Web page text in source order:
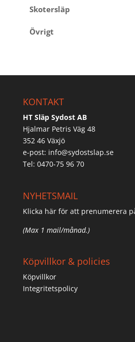
Skotersläp
Övrigt
KONTAKT
HT Släp Sydost AB
Hjalmar Petris Väg 48
352 46 Växjö
e-post: info@sydostslap.se
Tel: 0470-75 96 70
NYHETSMAIL
Klicka här för att prenumerera
(Max 1 mail/månad.)
Köpvillkor & policies
Köpvillkor
Integritetspolicy